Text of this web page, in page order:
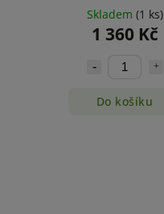
Skladem (1 ks)
1 360 Kč
Do košíku